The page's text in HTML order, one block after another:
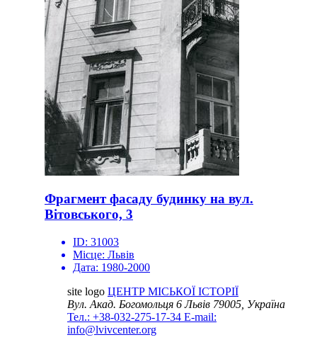
Фрагмент фасаду будинку на вул.
Вітовського, 3
ID: 31003
Місце: Львів
Дата: 1980-2000
site logo ЦЕНТР МІСЬКОЇ ІСТОРІЇ
Вул. Акад. Богомольця 6Львів 79005, Україна
Тел.: +38-032-275-17-34 E-mail:
info@lvivcenter.org